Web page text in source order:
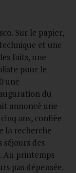
Sur le papier,
et une
faits, une
pour le
une
du
annoncé une
ans, confiée
la recherche
des
Au printemps
pas dépensée.